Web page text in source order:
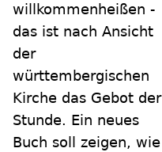
willkommenheißen -
das ist nach Ansicht
der
württembergischen
Kirche das Gebot der
Stunde. Ein neues
Buch soll zeigen, wie